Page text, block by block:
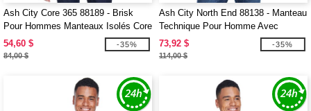
Ash City Core 365 88189 - Brisk
Pour Hommes Manteaux Isolés Core
365™
54,60 $
84,00 $
-35%
Ash City North End 88138 - Manteau
Technique Pour Homme Avec
Extérieur Doux
73,92 $
114,00 $
-35%